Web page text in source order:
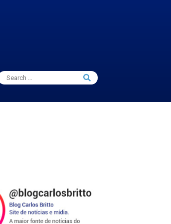
Search
for:
Search